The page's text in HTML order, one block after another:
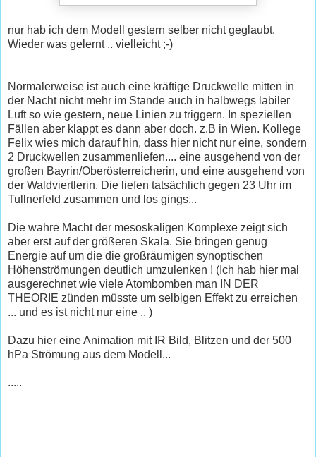
nur hab ich dem Modell gestern selber nicht geglaubt.
Wieder was gelernt .. vielleicht ;-)
Normalerweise ist auch eine kräftige Druckwelle mitten in
der Nacht nicht mehr im Stande auch in halbwegs labiler
Luft so wie gestern, neue Linien zu triggern. In speziellen
Fällen aber klappt es dann aber doch. z.B in Wien. Kollege
Felix wies mich darauf hin, dass hier nicht nur eine, sondern
2 Druckwellen zusammenliefen.... eine ausgehend von der
großen Bayrin/Oberösterreicherin, und eine ausgehend von
der Waldviertlerin. Die liefen tatsächlich gegen 23 Uhr im
Tullnerfeld zusammen und los gings...
Die wahre Macht der mesoskaligen Komplexe zeigt sich
aber erst auf der größeren Skala. Sie bringen genug
Energie auf um die die großräumigen synoptischen
Höhenströmungen deutlich umzulenken ! (Ich hab hier mal
ausgerechnet wie viele Atombomben man IN DER
THEORIE zünden müsste um selbigen Effekt zu erreichen
... und es ist nicht nur eine .. )
Dazu hier eine Animation mit IR Bild, Blitzen und der 500
hPa Strömung aus dem Modell...
.....